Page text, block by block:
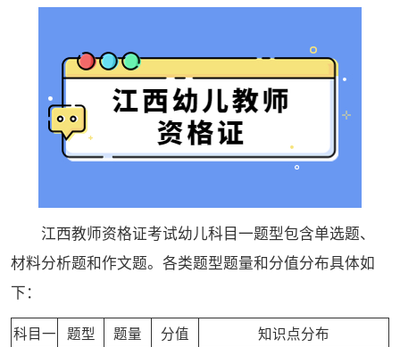
江西教师资格证考试幼儿科目一题型包含单选题、
材料分析题和作文题。各类题型题量和分值分布具体如
下：
科目一 题型 题量 分值 知识点分布